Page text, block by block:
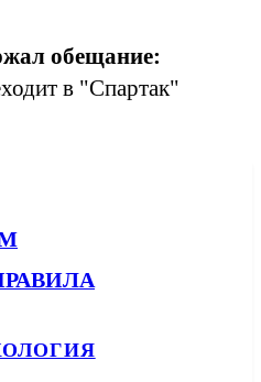
обещание:
в "Спартак"